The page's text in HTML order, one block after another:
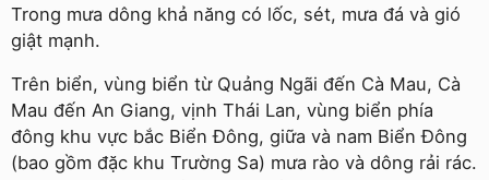
Trong mưa dông khả năng có lốc, sét, mưa đá và gió
giật mạnh.
Trên biển, vùng biển từ Quảng Ngãi đến Cà Mau, Cà
Mau đến An Giang, vịnh Thái Lan, vùng biển phía
đông khu vực bắc Biển Đông, giữa và nam Biển Đông
(bao gồm đặc khu Trường Sa) mưa rào và dông rải rác.